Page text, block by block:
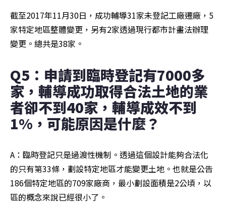
截至2017年11月30日，成功輔導31家未登記工廠遷廠，5
家特定地區整體變更，另有2家透過現行都市計畫法辦理
變更。總共是38家。
Q5：申請到臨時登記有7000多
家，輔導成功取得合法土地的業
者卻不到40家，輔導成效不到
1%，可能原因是什麼？
A：臨時登記只是過渡性機制。透過這個設計能夠合法化
的只有第33條，劃設特定地區才能變更土地。也就是公告
186個特定地區的709家廠商，最小劃設面積是2公頃，以
區的概念來說已經很小了。